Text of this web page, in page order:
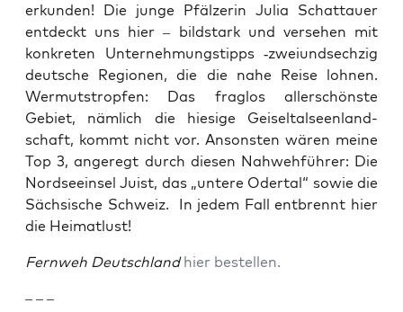
erkun­den! Die jun­ge Pfäl­ze­rin Julia Schatt­au­er
ent­deckt uns hier – bild­stark und ver­se­hen mit
kon­kre­ten Unter­neh­mungs­tipps ‑zwei­und­sech­zig
deut­sche Regio­nen, die die nahe Rei­se loh­nen.
Wer­muts­trop­fen: Das frag­los aller­schöns­te
Gebiet, näm­lich die hie­si­ge Gei­sel­tal­seen­land­
schaft, kommt nicht vor. Ansons­ten wären mei­ne
Top 3, ange­regt durch die­sen Nah­weh­füh­rer: Die
Nord­see­insel Juist, das „unte­re Oder­tal“ sowie die
Säch­si­sche Schweiz. In jedem Fall ent­brennt hier
die Heimatlust!
Fern­weh Deutsch­land hier bestel­len.
– – –